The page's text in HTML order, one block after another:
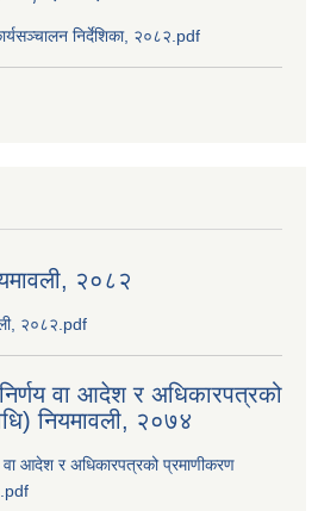
निर्देशिका, २०८२.pdf
२०८२
२०८२.pdf
निर्णय वा आदेश र अधिकारपत्रको
नियमावली, २०७४
वा आदेश र अधिकारपत्रको प्रमाणीकरण